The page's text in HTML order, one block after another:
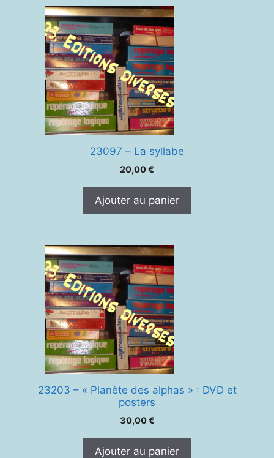
23097 – La syllabe
20,00€
Ajouter au panier
23203 – « Planète des alphas » : DVD et
posters
30,00€
Ajouter au panier